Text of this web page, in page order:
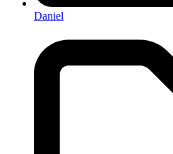
Daniel